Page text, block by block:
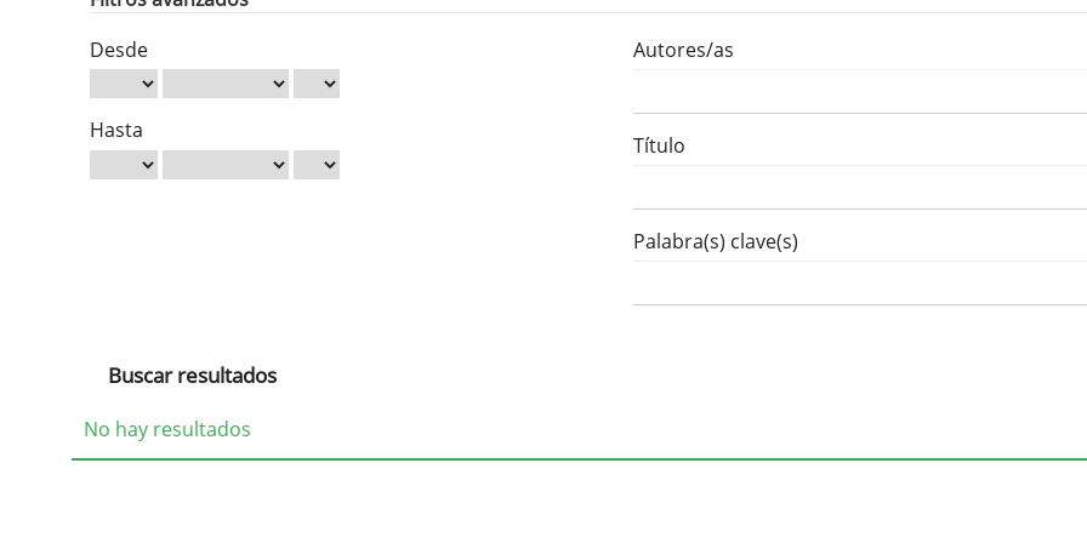
Desde
Hasta
Autores/as
Título
Palabra(s) clave(s)
Buscar resultados
No hay resultados